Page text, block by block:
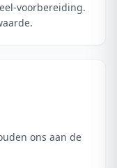
voorbereiding.
ons aan de